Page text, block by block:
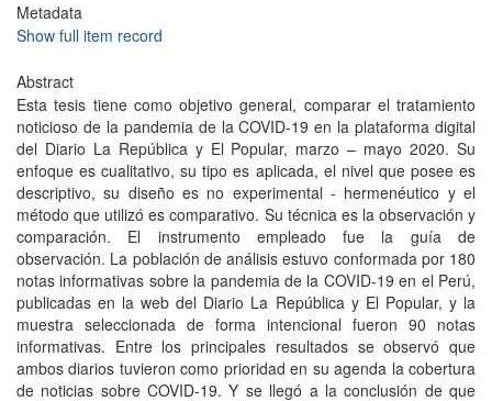
Metadata
Show full item record
Abstract
Esta tesis tiene como objetivo general, comparar el tratamiento
noticioso de la pandemia de la COVID-19 en la plataforma digital
del Diario La República y El Popular, marzo – mayo 2020. Su
enfoque es cualitativo, su tipo es aplicada, el nivel que posee es
descriptivo, su diseño es no experimental - hermenéutico y el
método que utilizó es comparativo. Su técnica es la observación y
comparación. El instrumento empleado fue la guía de
observación. La población de análisis estuvo conformada por 180
notas informativas sobre la pandemia de la COVID-19 en el Perú,
publicadas en la web del Diario La República y El Popular, y la
muestra seleccionada de forma intencional fueron 90 notas
informativas. Entre los principales resultados se observó que
ambos diarios tuvieron como prioridad en su agenda la cobertura
de noticias sobre COVID-19. Y se llegó a la conclusión de que